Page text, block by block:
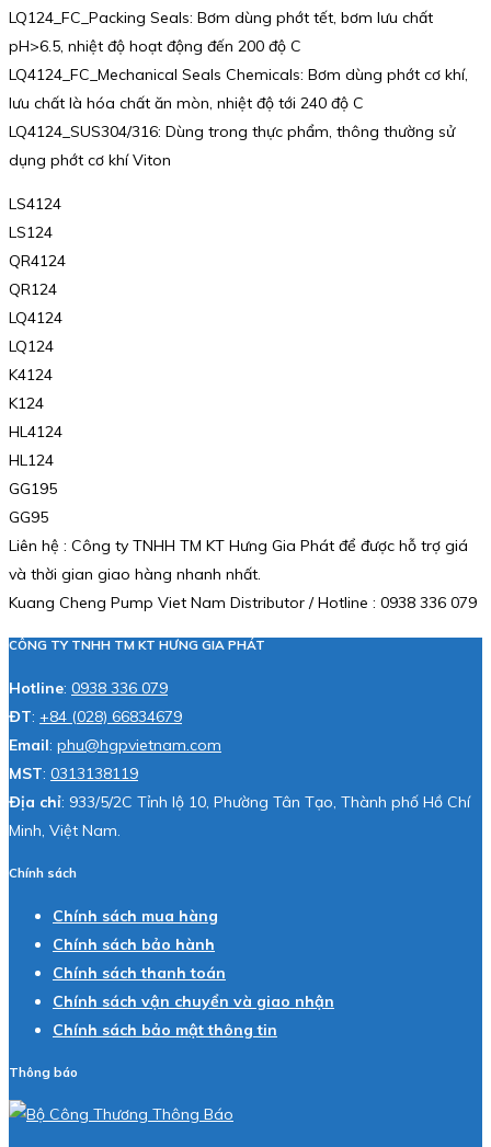
LQ124_FC_Packing Seals: Bơm dùng phớt tết, bơm lưu chất
pH>6.5, nhiệt độ hoạt động đến 200 độ C
LQ4124_FC_Mechanical Seals Chemicals: Bơm dùng phớt cơ khí,
lưu chất là hóa chất ăn mòn, nhiệt độ tới 240 độ C
LQ4124_SUS304/316: Dùng trong thực phẩm, thông thường sử
dụng phớt cơ khí Viton
LS4124
LS124
QR4124
QR124
LQ4124
LQ124
K4124
K124
HL4124
HL124
GG195
GG95
Liên hệ : Công ty TNHH TM KT Hưng Gia Phát để được hỗ trợ giá
và thời gian giao hàng nhanh nhất.
Kuang Cheng Pump Viet Nam Distributor / Hotline : 0938 336 079
CÔNG TY TNHH TM KT HƯNG GIA PHÁT
Hotline: 0938 336 079
ĐT: +84 (028) 66834679
Email: phu@hgpvietnam.com
MST: 0313138119
Địa chỉ: 933/5/2C Tỉnh lộ 10, Phường Tân Tạo, Thành phố Hồ Chí
Minh, Việt Nam.
Chính sách
Chính sách mua hàng
Chính sách bảo hành
Chính sách thanh toán
Chính sách vận chuyển và giao nhận
Chính sách bảo mật thông tin
Thông báo